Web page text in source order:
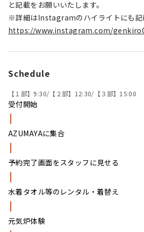
と記載をお願いいたします。
※詳細はInstagramのハイライトにも記
https://www.instagram.com/
Schedule
【１部】9:30/【２部】12:30/【３部】15:00
受付開始
AZUMAYAに集合
予約完了画面をスタッフに見せる
水着タオル等のレンタル・着替え
元気炉体験